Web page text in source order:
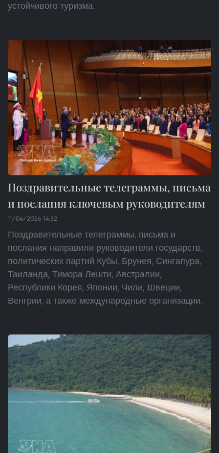
устойчивого туризма.
Поздравительные телеграммы, письма
и послания ключевым руководителям
11/04/2026 14:32
Поздравительные телеграммы, письма и
послания направили руководители государств,
политических партий Кубы, Брунея, Сингапура,
Таиланда, Тимора-Лешти, Австралии,
Республики Корея, Японии, Чили, Швеции,
Венгрии, а также международные организации.